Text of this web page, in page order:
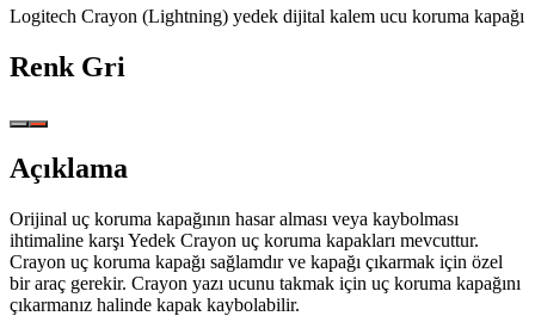
Logitech Crayon (Lightning) yedek dijital kalem ucu koruma kapağı
Renk Gri
Açıklama
Orijinal uç koruma kapağının hasar alması veya kaybolması
ihtimaline karşı Yedek Crayon uç koruma kapakları mevcuttur.
Crayon uç koruma kapağı sağlamdır ve kapağı çıkarmak için özel
bir araç gerekir. Crayon yazı ucunu takmak için uç koruma kapağını
çıkarmanız halinde kapak kaybolabilir.